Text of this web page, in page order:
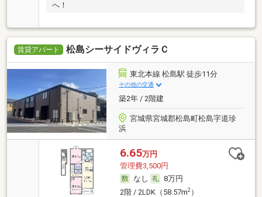
へ！
賃貸アパート 松島シーサイドヴィラＣ
東北本線 松島駅 徒歩11分
その他の交通
築2年 / 2階建
宮城県宮城郡松島町松島字道珍
浜
6.65万円
管理費3,500円
なし
8万円
2階 / 2LDK（58.57m2）